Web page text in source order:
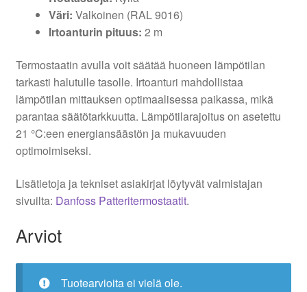
Väri: Valkoinen (RAL 9016)
Irtoanturin pituus: 2 m
Termostaatin avulla voit säätää huoneen lämpötilan
tarkasti halutulle tasolle. Irtoanturi mahdollistaa
lämpötilan mittauksen optimaalisessa paikassa, mikä
parantaa säätötarkkuutta. Lämpötilarajoitus on asetettu
21 °C:een energiansäästön ja mukavuuden
optimoimiseksi.
Lisätietoja ja tekniset asiakirjat löytyvät valmistajan
sivuilta: Danfoss Patteritermostaatit.
Arviot
Tuotearvioita ei vielä ole.